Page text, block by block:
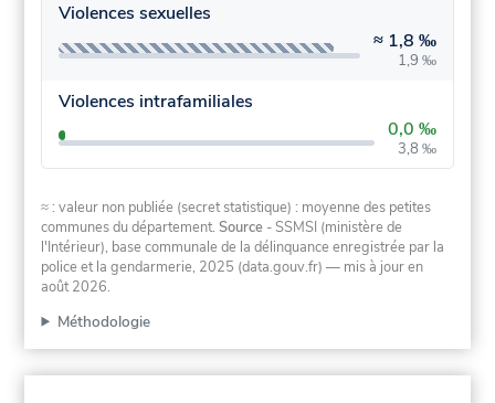
Violences sexuelles
≈ 1,8 ‰
1,9 ‰
Violences intrafamiliales
0,0 ‰
3,8 ‰
≈ : valeur non publiée (secret statistique) : moyenne des petites
communes du département.Source - SSMSI (ministère de
l'Intérieur), base communale de la délinquance enregistrée par la
police et la gendarmerie, 2025 (data.gouv.fr) — mis à jour en
août 2026.
Méthodologie